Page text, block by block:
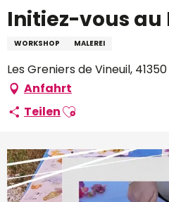
Initiez-vous au
WORKSHOP MALEREI
Les Greniers de Vineuil,
Anfahrt
TeilenAjouter aux favoris